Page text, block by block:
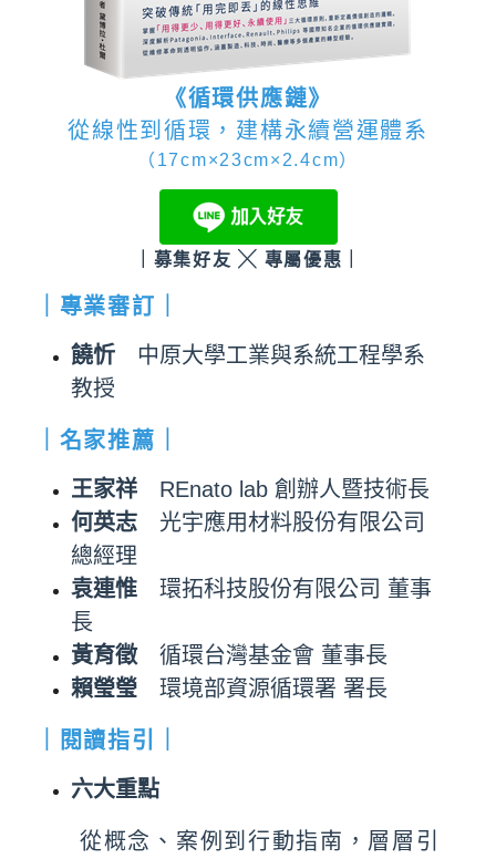
《循環供應鏈》
從線性到循環，建構永續營運體系
（17cm×23cm×2.4cm）
｜募集好友 ╳ 專屬優惠｜
｜專業審訂｜
饒忻 中原大學工業與系統工程學系
教授
｜名家推薦｜
王家祥 REnato lab 創辦人暨技術長
何英志 光宇應用材料股份有限公司
總經理
袁連惟 環拓科技股份有限公司 董事
長
黃育徵 循環台灣基金會 董事長
賴瑩瑩 環境部資源循環署 署長
｜閱讀指引｜
六大重點
從概念、案例到行動指南，層層引